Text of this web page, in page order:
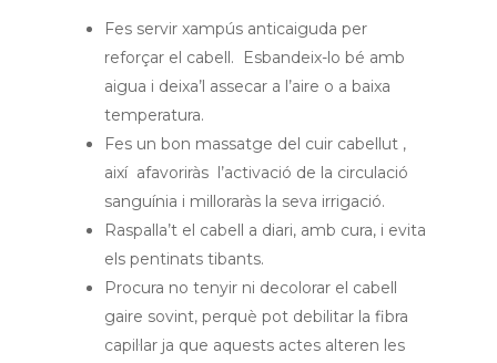
Fes servir xampús anticaiguda per
reforçar el cabell. Esbandeix-lo bé amb
aigua i deixa’l assecar a l’aire o a baixa
temperatura.
Fes un bon massatge del cuir cabellut ,
així afavoriràs l’activació de la circulació
sanguínia i milloraràs la seva irrigació.
Raspalla’t el cabell a diari, amb cura, i evita
els pentinats tibants.
Procura no tenyir ni decolorar el cabell
gaire sovint, perquè pot debilitar la fibra
capil·lar ja que aquests actes alteren les